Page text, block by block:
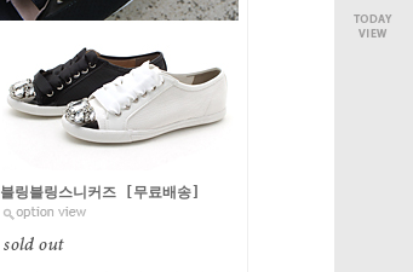
블링블링스니커즈 [무료배송]